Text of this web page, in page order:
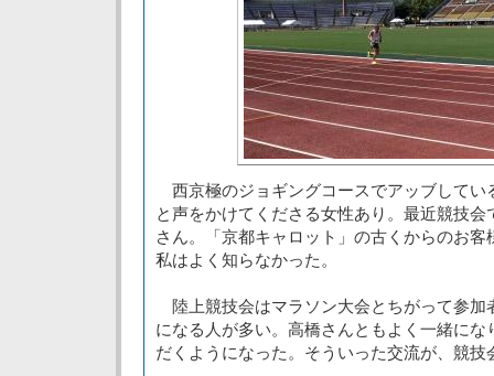
西京極のジョギングコースでアッブしてい
と声をかけてくださる女性あり。最近競技
さん。「京都キャロット」の古くからのお
私はよく知らなかった。
陸上競技会はマラソン大会とちがって参加
になる人が多い。高橋さんともよく一緒に
だくようになった。そういった交流が、競